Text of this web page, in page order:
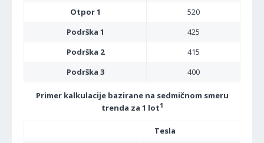
Otpor 1
520
Podrška 1
425
Podrška 2
415
Podrška 3
400
Primer kalkulacije bazirane na sedmičnom smeru
trenda za 1 lot1
Tesla